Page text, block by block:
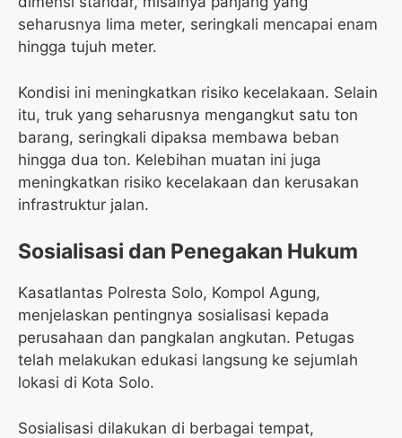
seharusnya lima meter, seringkali mencapai enam
hingga tujuh meter.
Kondisi ini meningkatkan risiko kecelakaan. Selain
itu, truk yang seharusnya mengangkut satu ton
barang, seringkali dipaksa membawa beban
hingga dua ton. Kelebihan muatan ini juga
meningkatkan risiko kecelakaan dan kerusakan
infrastruktur jalan.
Sosialisasi dan Penegakan Hukum
Kasatlantas Polresta Solo, Kompol Agung,
menjelaskan pentingnya sosialisasi kepada
perusahaan dan pangkalan angkutan. Petugas
telah melakukan edukasi langsung ke sejumlah
lokasi di Kota Solo.
Sosialisasi dilakukan di berbagai tempat,